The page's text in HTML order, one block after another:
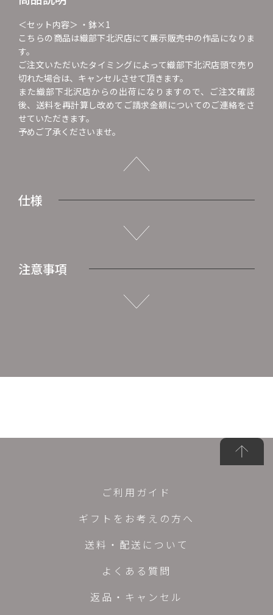
＜セット内容＞ ・鉢×1
こちらの商品は織部下北沢店にて展示販売中の作品になりま
す。
ご注文いただいたタイミングによって織部下北沢店頭で売り
切れた場合は、キャンセルさせて頂きます。
また織部下北沢店からの出荷になりますので、ご注文確認
後、送料を再計算し改めてご請求金額についてのご連絡をさ
せていただきます。
予めご了承くださいませ。
仕様
注意事項
ご利用ガイド
ギフトをお考えの方へ
送料・配送について
よくある質問
返品・キャンセル